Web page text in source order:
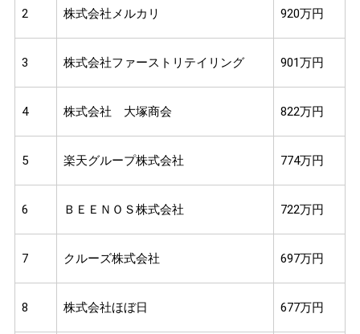
2 株式会社メルカリ 920万円
3 株式会社ファーストリテイリング 901万円
4 株式会社 大塚商会 822万円
5 楽天グループ株式会社 774万円
6 ＢＥＥＮＯＳ株式会社 722万円
7 クルーズ株式会社 697万円
8 株式会社ほぼ日 677万円